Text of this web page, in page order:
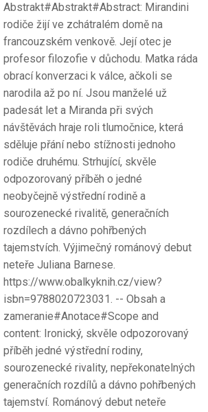
Abstrakt#Abstrakt#Abstract: Mirandini
rodiče žijí ve zchátralém domě na
francouzském venkově. Její otec je
profesor filozofie v důchodu. Matka ráda
obrací konverzaci k válce, ačkoli se
narodila až po ní. Jsou manželé už
padesát let a Miranda při svých
návštěvách hraje roli tlumočnice, která
sděluje přání nebo stížnosti jednoho
rodiče druhému. Strhující, skvěle
odpozorovaný příběh o jedné
neobyčejně výstřední rodině a
sourozenecké rivalitě, generačních
rozdílech a dávno pohřbených
tajemstvích. Výjimečný románový debut
neteře Juliana Barnese.
https://www.obalkyknih.cz/view?
isbn=9788020723031. -- Obsah a
zameranie#Anotace#Scope and
content: Ironický, skvěle odpozorovaný
příběh jedné výstřední rodiny,
sourozenecké rivality, nepřekonatelných
generačních rozdílů a dávno pohřbených
tajemství. Románový debut neteře